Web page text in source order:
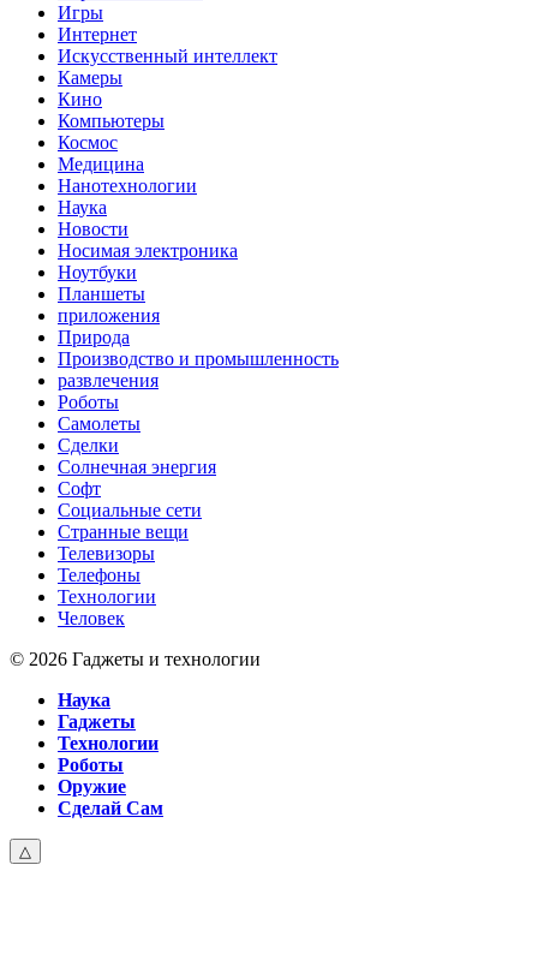
Игры
Интернет
Искусственный интеллект
Камеры
Кино
Компьютеры
Космос
Медицина
Нанотехнологии
Наука
Новости
Носимая электроника
Ноутбуки
Планшеты
приложения
Природа
Производство и промышленность
развлечения
Роботы
Самолеты
Сделки
Солнечная энергия
Софт
Социальные сети
Странные вещи
Телевизоры
Телефоны
Технологии
Человек
© 2026 Гаджеты и технологии
Наука
Гаджеты
Технологии
Роботы
Оружие
Сделай Сам